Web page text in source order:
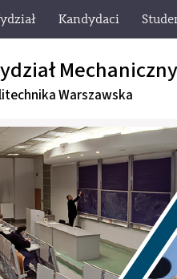
Kandydaci
Warszawska